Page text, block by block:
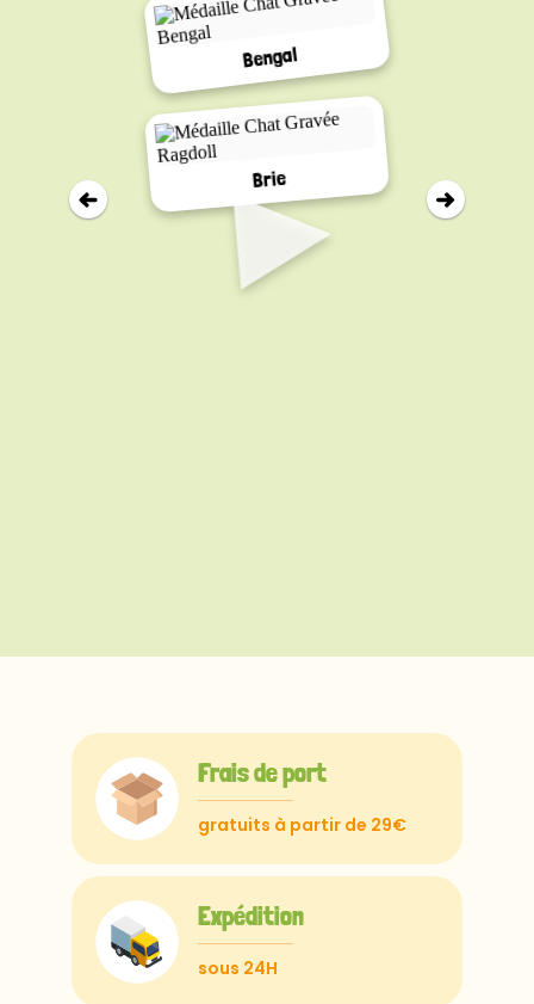
Bengal
▸
Brie
Frais de port
gratuits à partir de 29€
Expédition
sous 24H